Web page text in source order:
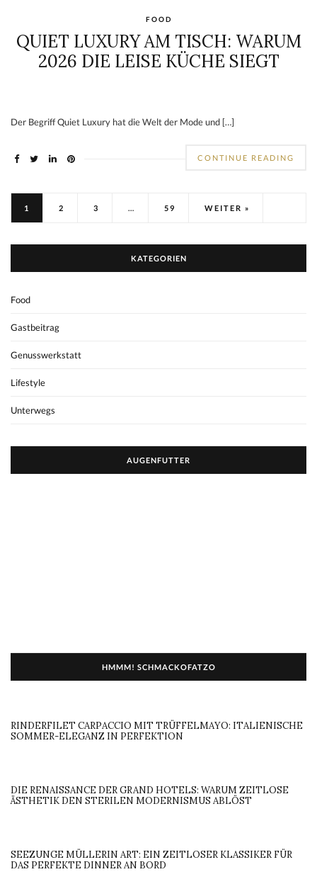
FOOD
QUIET LUXURY AM TISCH: WARUM
2026 DIE LEISE KÜCHE SIEGT
Der Begriff Quiet Luxury hat die Welt der Mode und […]
CONTINUE READING
1 2 3 … 59 WEITER »
KATEGORIEN
Food
Gastbeitrag
Genusswerkstatt
Lifestyle
Unterwegs
AUGENFUTTER
HMMM! SCHMACKOFATZO
RINDERFILET CARPACCIO MIT TRÜFFELMAYO: ITALIENISCHE
SOMMER-ELEGANZ IN PERFEKTION
DIE RENAISSANCE DER GRAND HOTELS: WARUM ZEITLOSE
ÄSTHETIK DEN STERILEN MODERNISMUS ABLÖST
SEEZUNGE MÜLLERIN ART: EIN ZEITLOSER KLASSIKER FÜR
DAS PERFEKTE DINNER AN BORD